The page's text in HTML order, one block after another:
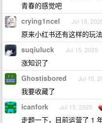
青春的感觉吧
crying1ncel Jul 15,
原来小红书还有这样的玩法
suqiuluck Jul 15, 2025
涨知识了
Ghostisbored Jul 15,
我要收藏了
icanfork Jul 15, 2025
走题一下，目前运营了 1